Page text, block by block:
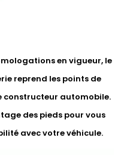
en vigueur, le
reprend les points de
constructeur automobile.
des pieds pour vous
avec votre véhicule.